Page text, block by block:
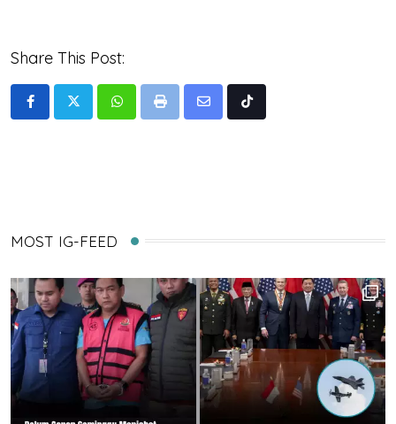
Share This Post:
WhatsappPrint
Share
Tiktok
MOST IG-FEED